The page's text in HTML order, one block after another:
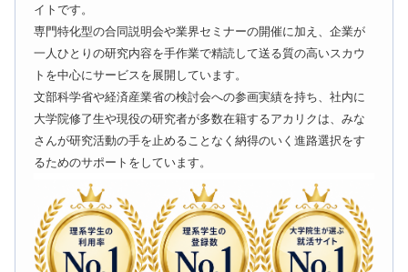
イトです。
専門特化型の合同説明会や業界セミナーの開催に加え、企業が
一人ひとりの研究内容を手作業で精読して送る質の高いスカウ
トを中心にサービスを展開しています。
文部科学省や経済産業省の検討会への参画実績を持ち、社内に
大学院修了生や現役の研究者が多数在籍するアカリクは、みな
さんが研究活動の手を止めることなく納得のいく進路選択をす
るためのサポートをしています。